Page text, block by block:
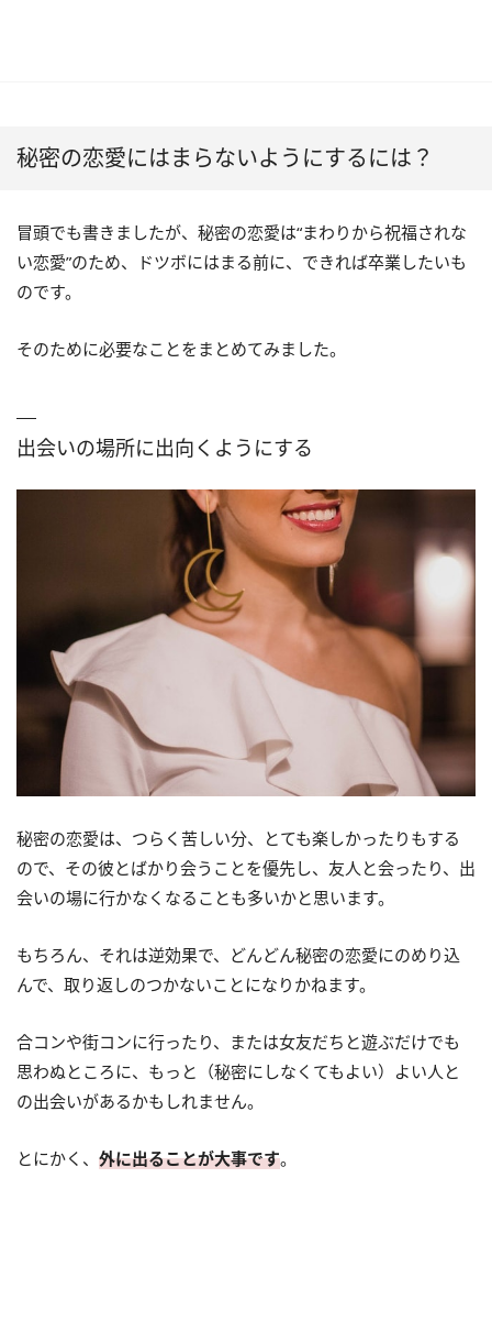
秘密の恋愛にはまらないようにするには？
冒頭でも書きましたが、秘密の恋愛は“まわりから祝福されな
い恋愛”のため、ドツボにはまる前に、できれば卒業したいも
のです。
そのために必要なことをまとめてみました。
出会いの場所に出向くようにする
秘密の恋愛は、つらく苦しい分、とても楽しかったりもする
ので、その彼とばかり会うことを優先し、友人と会ったり、出
会いの場に行かなくなることも多いかと思います。
もちろん、それは逆効果で、どんどん秘密の恋愛にのめり込
んで、取り返しのつかないことになりかねます。
合コンや街コンに行ったり、または女友だちと遊ぶだけでも
思わぬところに、もっと（秘密にしなくてもよい）よい人と
の出会いがあるかもしれません。
とにかく、 外に出ることが大事です。